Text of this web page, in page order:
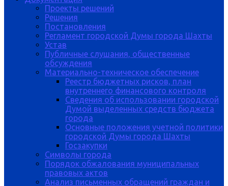
Проекты решений
Решения
Постановления
Регламент городской Думы города Шахты
Устав
Публичные слушания, общественные
обсуждения
Материально-техническое обеспечение
Реестр бюджетных рисков, план
внутреннего финансового контроля
Сведения об использовании городской
Думой выделенных средств бюджета
города
Основные положения учетной политики
городской Думы города Шахты
Госзакупки
Символы города
Порядок обжалования муниципальных
правовых актов
Анализ письменных обращений граждан и